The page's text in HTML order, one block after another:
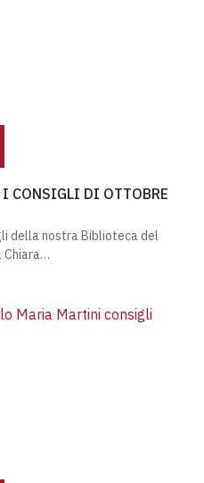
CONSIGLI DI OTTOBRE
della nostra Biblioteca del
Chiara…